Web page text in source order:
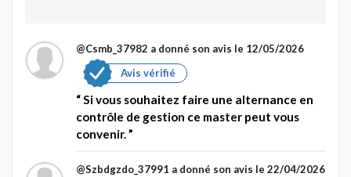
@Csmb_37982 a donné son avis le 12/05/2026
Avis vérifié
Si vous souhaitez faire une alternance en
contrôle de gestion ce master peut vous
convenir.
@Szbdgzdo_37991 a donné son avis le 22/04/2026